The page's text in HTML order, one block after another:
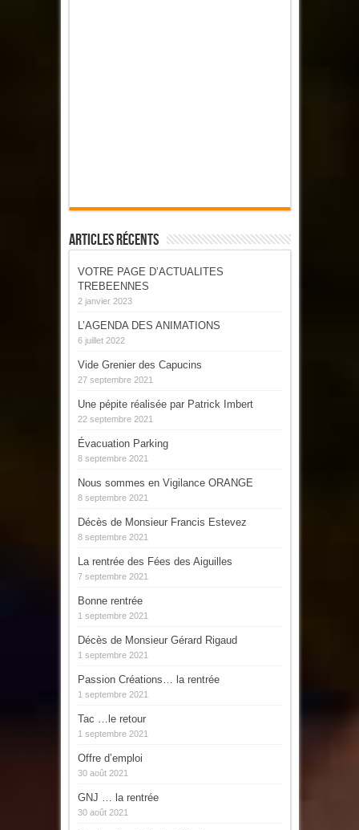
Articles Récents
VOTRE PAGE D’ACTUALITES
TREBEENNES
2 janvier 2023
L’AGENDA DES ANIMATIONS
6 juillet 2022
Vide Grenier des Capucins
27 septembre 2021
Une pépite réalisée par Patrick Imbert
22 septembre 2021
Évacuation Parking
8 septembre 2021
Nous sommes en Vigilance ORANGE
8 septembre 2021
Décès de Monsieur Francis Estevez
8 septembre 2021
La rentrée des Fées des Aiguilles
7 septembre 2021
Bonne rentrée
1 septembre 2021
Décès de Monsieur Gérard Rigaud
1 septembre 2021
Passion Créations… la rentrée
1 septembre 2021
Tac …le retour
1 septembre 2021
Offre d’emploi
30 août 2021
GNJ … la rentrée
30 août 2021